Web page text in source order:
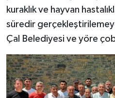
kuraklık ve hayvan
süredir
Çal Belediyesi ve yöre